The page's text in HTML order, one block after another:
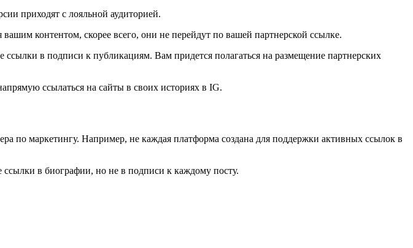
приходят с лояльной аудиторией.
контентом, скорее всего, они не перейдут по вашей партнерской ссылке.
ссылки в подписи к публикациям. Вам придется полагаться на размещение партнерских
ссылаться на сайты в своих историях в IG.
по маркетингу. Например, не каждая платформа создана для поддержки активных ссылок в
в биографии, но не в подписи к каждому посту.